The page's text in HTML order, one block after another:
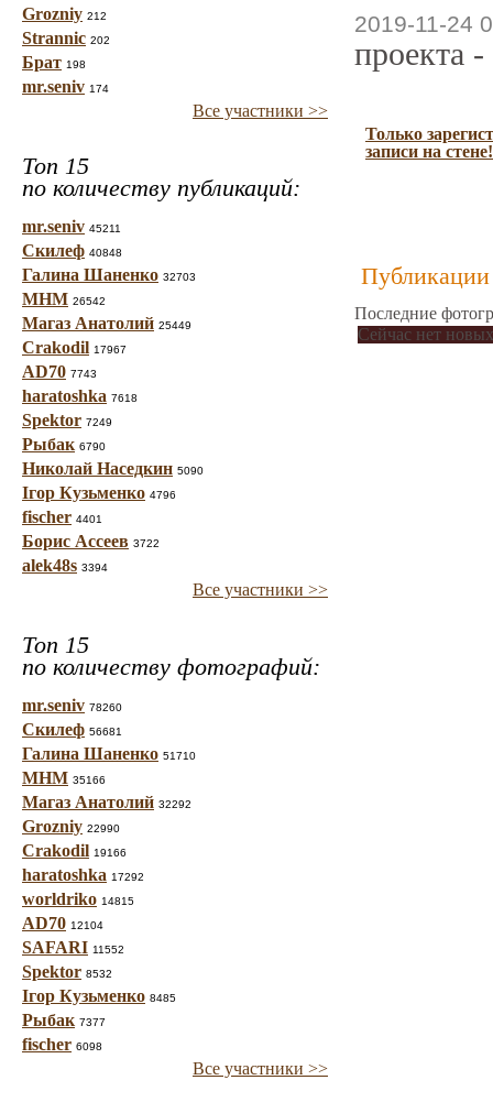
Grozniy 212
Strannic 202
Брат 198
mr.seniv 174
Все участники >>
Топ 15
по количеству публикаций:
mr.seniv 45211
Скилеф 40848
Галина Шаненко 32703
МНМ 26542
Магаз Анатолий 25449
Crakodil 17967
AD70 7743
haratoshka 7618
Spektor 7249
Рыбак 6790
Николай Наседкин 5090
Ігор Кузьменко 4796
fischer 4401
Борис Ассеев 3722
alek48s 3394
Все участники >>
Топ 15
по количеству фотографий:
mr.seniv 78260
Скилеф 56681
Галина Шаненко 51710
МНМ 35166
Магаз Анатолий 32292
Grozniy 22990
Crakodil 19166
haratoshka 17292
worldriko 14815
AD70 12104
SAFARI 11552
Spektor 8532
Ігор Кузьменко 8485
Рыбак 7377
fischer 6098
Все участники >>
2019-11-24
проекта
Только
записи на стене!
Публикации
Последние
Сейчас нет